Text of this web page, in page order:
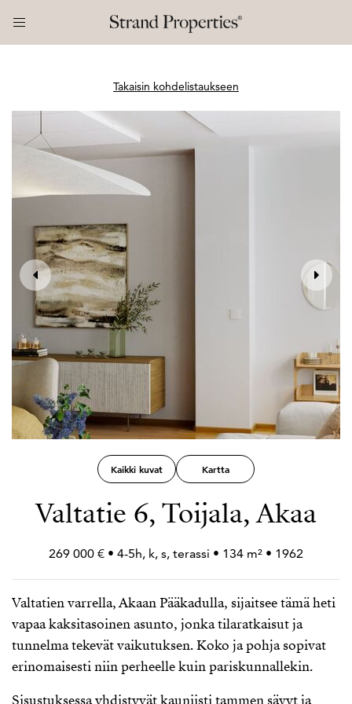
Takaisin kohdelistaukseen
Kaikki kuvat Kartta
Valtatie 6, Toijala, Akaa
269 000 € • 4-5h, k, s, terassi • 134 m² • 1962
Valtatien varrella, Akaan Pääkadulla, sijaitsee tämä heti
vapaa kaksitasoinen asunto, jonka tilaratkaisut ja
tunnelma tekevät vaikutuksen. Koko ja pohja sopivat
erinomaisesti niin perheelle kuin pariskunnallekin.